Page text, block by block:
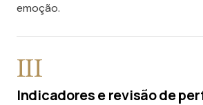
emoção.
III
Indicadores e revisão de